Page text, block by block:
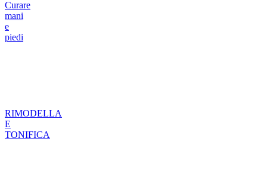
Curare
mani
e
piedi
RIMODELLA
E
TONIFICA